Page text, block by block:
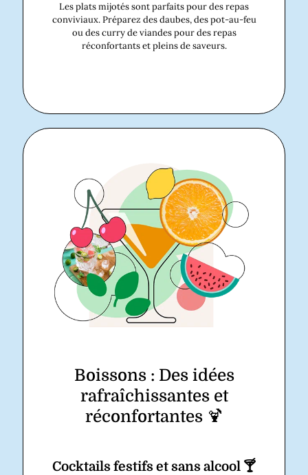
Les plats mijotés sont parfaits pour des repas
conviviaux. Préparez des daubes, des pot-au-feu
ou des curry de viandes pour des repas
réconfortants et pleins de saveurs.
Boissons : Des idées
rafraîchissantes et
réconfortantes 🍹
Cocktails festifs et sans alcool 🍸